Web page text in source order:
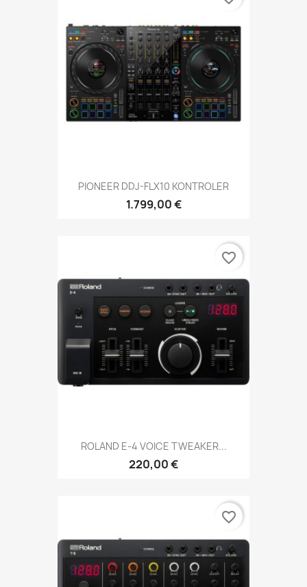
PIONEER DDJ-FLX10 KONTROLER
1.799,00 €
ROLAND E-4 VOICE TWEAKER...
220,00 €
favorite_border
favorite_border